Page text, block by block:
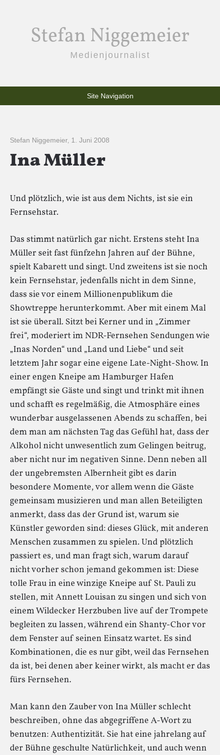
Stefan Niggemeier
Medienjournalist
Site Navigation
Stefan Niggemeier, 1. Juni 2008
Ina Müller
Und plötzlich, wie ist aus dem Nichts, ist sie ein
Fernsehstar.
Das stimmt natürlich gar nicht. Erstens steht Ina
Müller seit fast fünfzehn Jahren auf der Bühne,
spielt Kabarett und singt. Und zweitens ist sie noch
kein Fernsehstar, jedenfalls nicht in dem Sinne,
dass sie vor einem Millionenpublikum die
Showtreppe herunterkommt. Aber mit einem Mal
ist sie überall. Sitzt bei Kerner und in „Zimmer
frei“, moderiert im NDR-Fernsehen Sendungen wie
„Inas Norden“ und „Land und Liebe“ und seit
letztem Jahr sogar eine eigene Late-Night-Show. In
einer engen Kneipe am Hamburger Hafen
empfängt sie Gäste und singt und trinkt mit ihnen
und schafft es regelmäßig, die Atmosphäre eines
wunderbar ausgelassenen Abends zu schaffen, bei
dem man am nächsten Tag das Gefühl hat, dass der
Alkohol nicht unwesentlich zum Gelingen beitrug,
aber nicht nur im negativen Sinne. Denn neben all
der ungebremsten Albernheit gibt es darin
besondere Momente, vor allem wenn die Gäste
gemeinsam musizieren und man allen Beteiligten
anmerkt, dass das der Grund ist, warum sie
Künstler geworden sind: dieses Glück, mit anderen
Menschen zusammen zu spielen. Und plötzlich
passiert es, und man fragt sich, warum darauf
nicht vorher schon jemand gekommen ist: Diese
tolle Frau in eine winzige Kneipe auf St. Pauli zu
stellen, mit Annett Louisan zu singen und sich von
einem Wildecker Herzbuben live auf der Trompete
begleiten zu lassen, während ein Shanty-Chor vor
dem Fenster auf seinen Einsatz wartet. Es sind
Kombinationen, die es nur gibt, weil das Fernsehen
da ist, bei denen aber keiner wirkt, als macht er das
fürs Fernsehen.
Man kann den Zauber von Ina Müller schlecht
beschreiben, ohne das abgegriffene A-Wort zu
benutzen: Authentizität. Sie hat eine jahrelang auf
der Bühne geschulte Natürlichkeit, und auch wenn